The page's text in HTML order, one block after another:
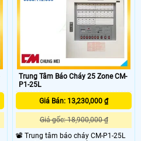
Trung Tâm Báo Cháy 25 Zone CM-
P1-25L
Giá Bán: 13,230,000 ₫
Giá gốc: 18,900,000 ₫
📽 Trung tâm báo cháy CM-P1-25L